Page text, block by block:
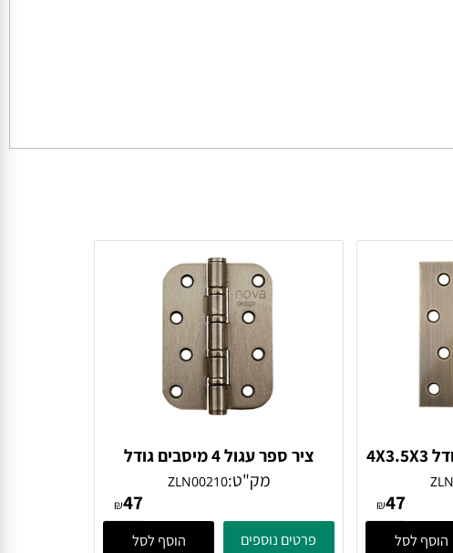
ציר ספר 44 מיסבים גודל 4X3.5X3 ציר ספר עגול 4 מיסבים גודל
4X3.5X3 נחושת
מק"ט: ZLN00210